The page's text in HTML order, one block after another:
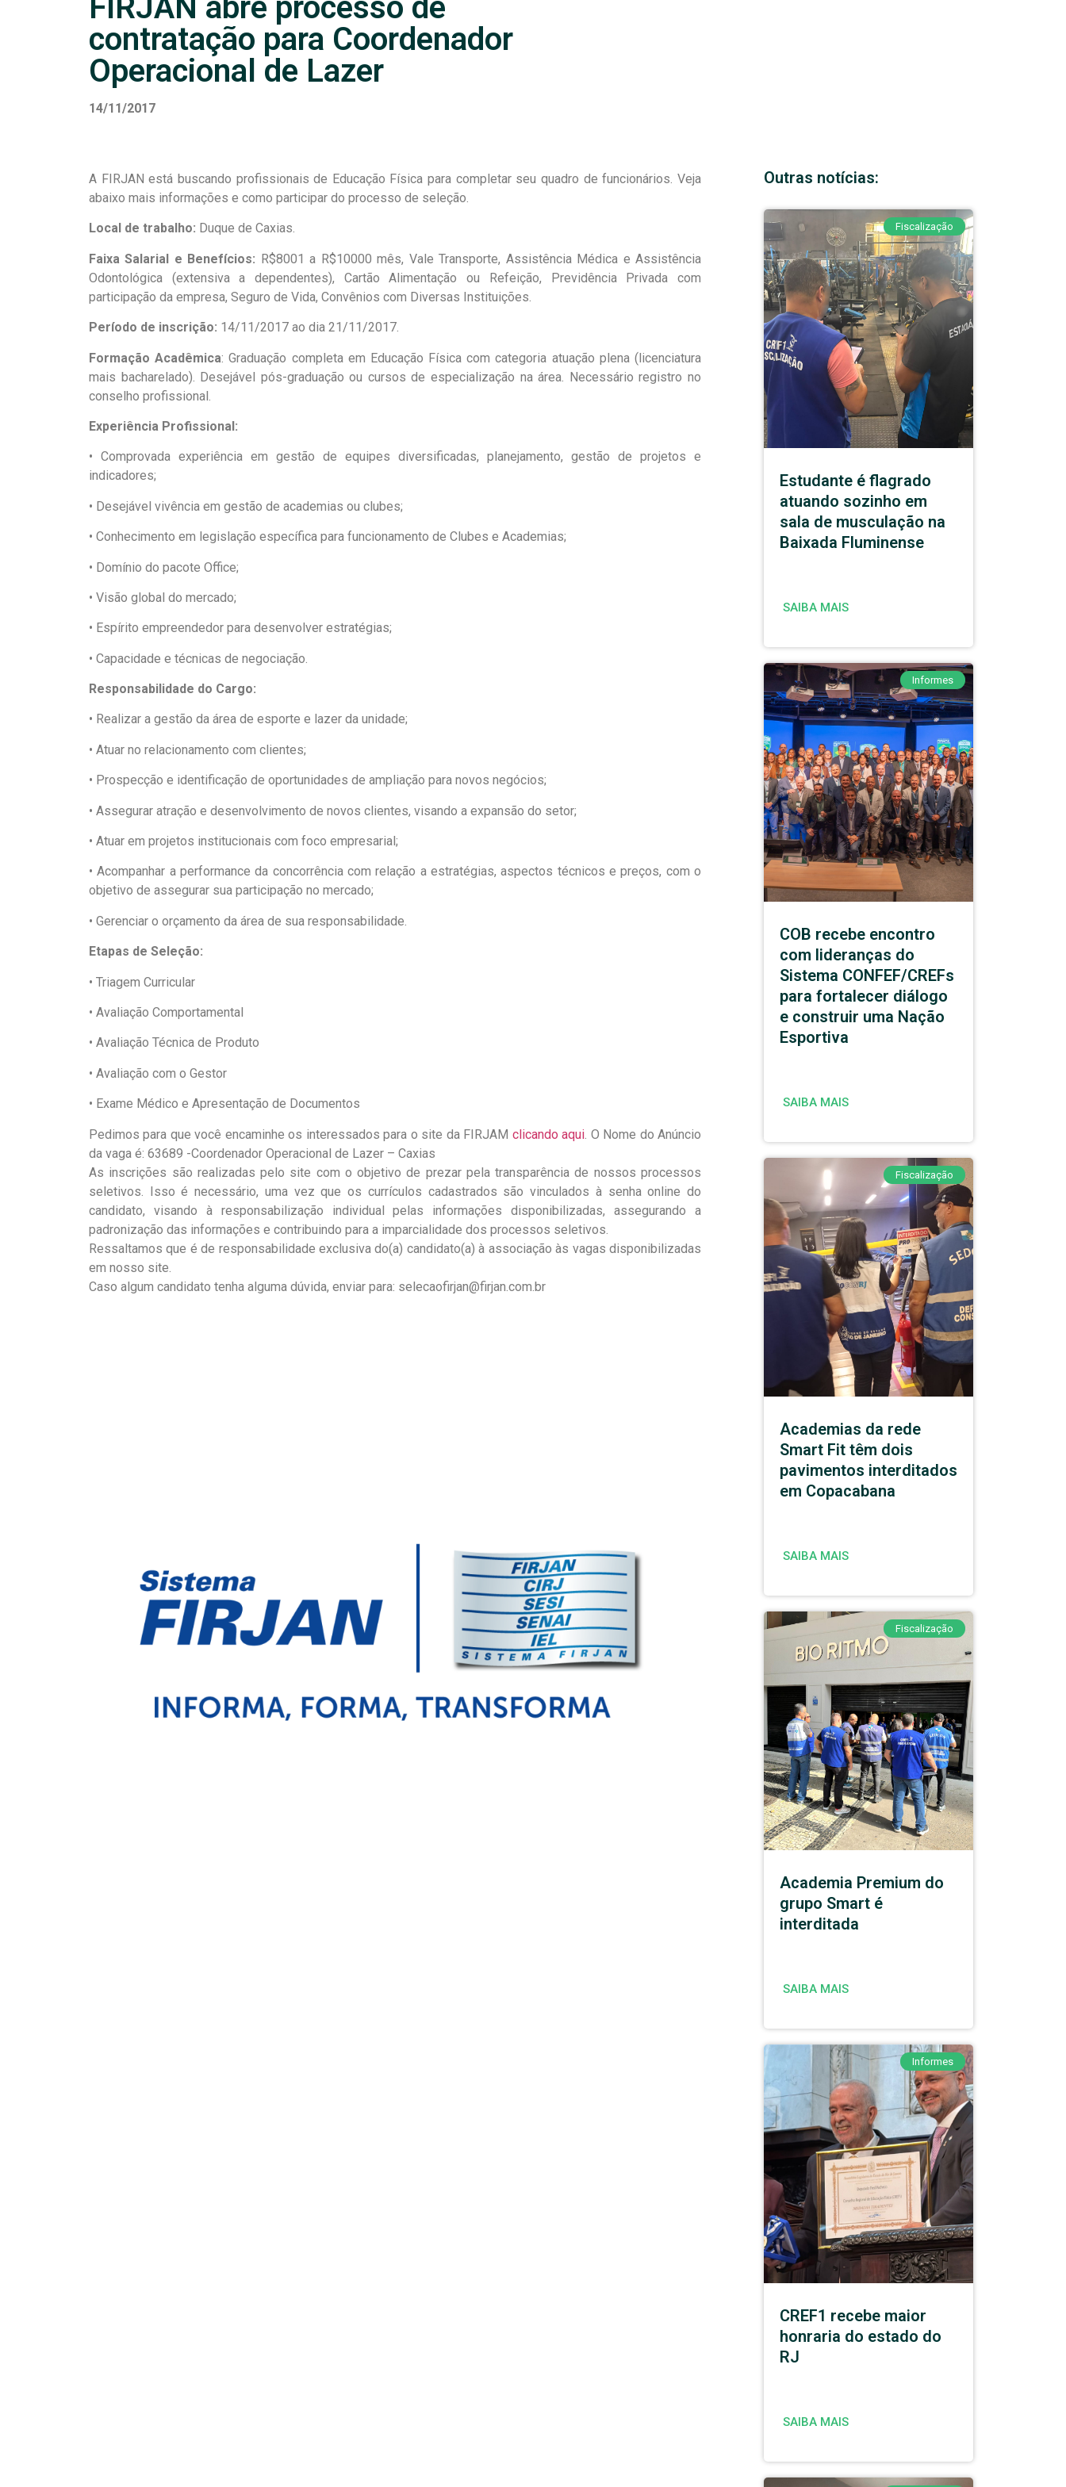
FIRJAN abre processo de
contratação para Coordenador
Operacional de Lazer
14/11/2017
A FIRJAN está buscando profissionais de Educação Física para completar seu quadro de funcionários. Veja
abaixo mais informações e como participar do processo de seleção.
Local de trabalho: Duque de Caxias.
Faixa Salarial e Benefícios: R$8001 a R$10000 mês, Vale Transporte, Assistência Médica e Assistência
Odontológica (extensiva a dependentes), Cartão Alimentação ou Refeição, Previdência Privada com
participação da empresa, Seguro de Vida, Convênios com Diversas Instituições.
Período de inscrição: 14/11/2017 ao dia 21/11/2017.
Formação Acadêmica: Graduação completa em Educação Física com categoria atuação plena (licenciatura
mais bacharelado). Desejável pós-graduação ou cursos de especialização na área. Necessário registro no
conselho profissional.
Experiência Profissional:
• Comprovada experiência em gestão de equipes diversificadas, planejamento, gestão de projetos e
indicadores;
• Desejável vivência em gestão de academias ou clubes;
• Conhecimento em legislação específica para funcionamento de Clubes e Academias;
• Domínio do pacote Office;
• Visão global do mercado;
• Espírito empreendedor para desenvolver estratégias;
• Capacidade e técnicas de negociação.
Responsabilidade do Cargo:
• Realizar a gestão da área de esporte e lazer da unidade;
• Atuar no relacionamento com clientes;
• Prospecção e identificação de oportunidades de ampliação para novos negócios;
• Assegurar atração e desenvolvimento de novos clientes, visando a expansão do setor;
• Atuar em projetos institucionais com foco empresarial;
• Acompanhar a performance da concorrência com relação a estratégias, aspectos técnicos e preços, com o
objetivo de assegurar sua participação no mercado;
• Gerenciar o orçamento da área de sua responsabilidade.
Etapas de Seleção:
• Triagem Curricular
• Avaliação Comportamental
• Avaliação Técnica de Produto
• Avaliação com o Gestor
• Exame Médico e Apresentação de Documentos
Pedimos para que você encaminhe os interessados para o site da FIRJAM clicando aqui . O Nome do Anúncio
da vaga é: 63689 -Coordenador Operacional de Lazer – Caxias
As inscrições são realizadas pelo site com o objetivo de prezar pela transparência de nossos processos
seletivos. Isso é necessário, uma vez que os currículos cadastrados são vinculados à senha online do
candidato, visando à responsabilização individual pelas informações disponibilizadas, assegurando a
padronização das informações e contribuindo para a imparcialidade dos processos seletivos.
Ressaltamos que é de responsabilidade exclusiva do(a) candidato(a) à associação às vagas disponibilizadas
em nosso site.
Caso algum candidato tenha alguma dúvida, enviar para: selecaofirjan@firjan.com.br
Outras notícias:
Fiscalização
Estudante é flagrado
atuando sozinho em
sala de musculação na
Baixada Fluminense
SAIBA MAIS
Informes
COB recebe encontro
com lideranças do
Sistema CONFEF/CREFs
para fortalecer diálogo
e construir uma Nação
Esportiva
SAIBA MAIS
Fiscalização
Academias da rede
Smart Fit têm dois
pavimentos interditados
em Copacabana
SAIBA MAIS
Fiscalização
Academia Premium do
grupo Smart é
interditada
SAIBA MAIS
Informes
CREF1 recebe maior
honraria do estado do
RJ
SAIBA MAIS